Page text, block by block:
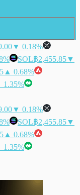
▼ 0.18%
SOL฿2,455.85▼
▲ 0.68%
1.35%
▼ 0.18%
SOL฿2,455.85▼
▲ 0.68%
1.35%